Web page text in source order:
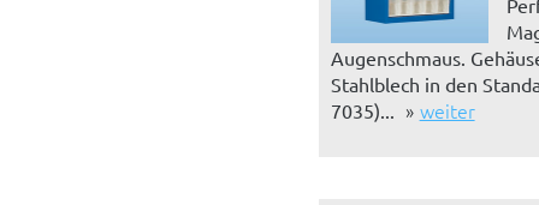
Augenschmaus.
Stahlblech in den
7035)...
weiter